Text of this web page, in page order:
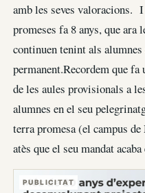
amb les seves valoracions.
promeses fa 8 anys, que ara
continuen tenint als
permanent.Recordem que fa
de les aules provisionals a
alumnes en el seu
terra promesa (el campus
atès que el seu mandat
PUBLICITAT